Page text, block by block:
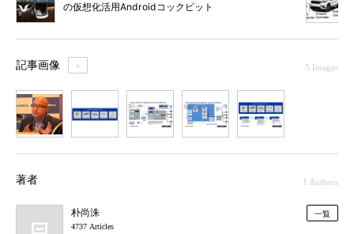
の仮想化活用Androidコックピット
記事画像 ＋ 5 Images
著者 1 Authors
朴尚洙
4737 Articles
一覧